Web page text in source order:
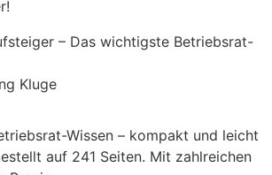
– Das wichtigste Betriebsrat-
Kluge
Wissen – kompakt und leicht
auf 241 Seiten. Mit zahlreichen